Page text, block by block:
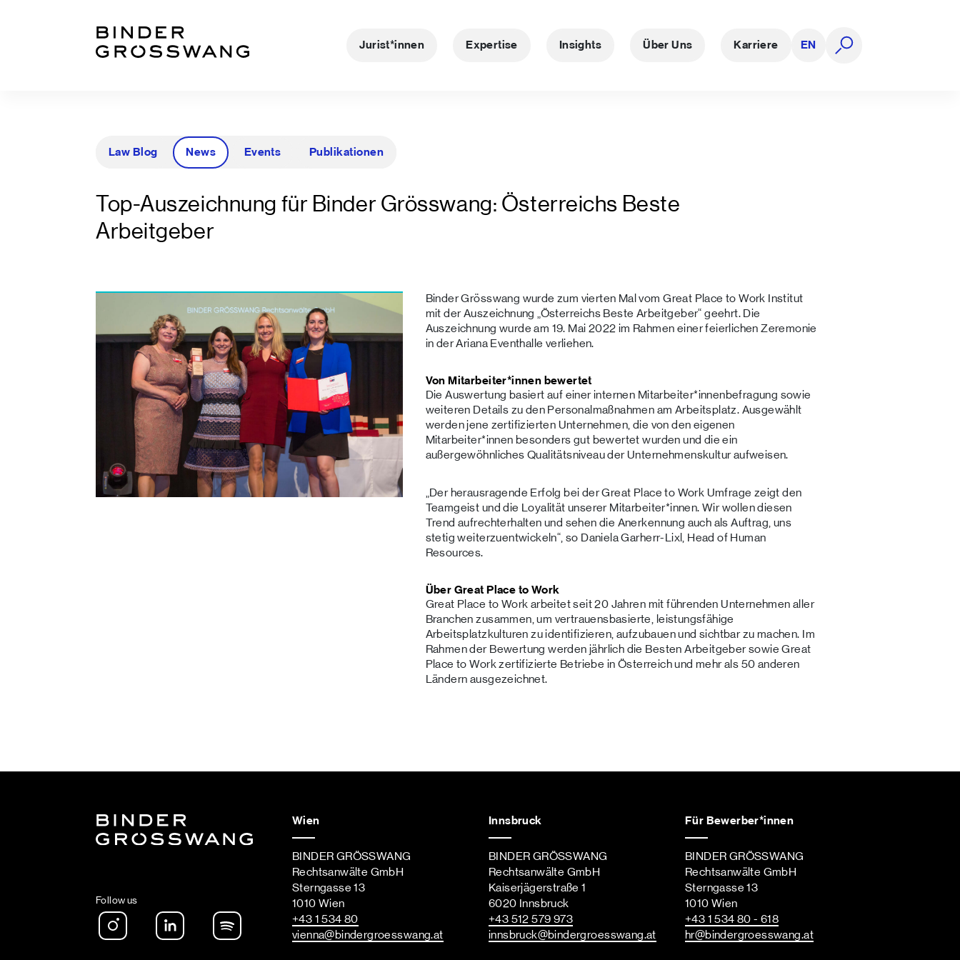
Jurist*innen Expertise Insights Über Uns Karriere EN
Law Blog News Events Publikationen
Top-Auszeichnung für Binder Grösswang: Österreichs Beste
Arbeitgeber
Binder Grösswang wurde zum vierten Mal vom Great Place to Work Institut
mit der Auszeichnung „Österreichs Beste Arbeitgeber“ geehrt. Die
Auszeichnung wurde am 19. Mai 2022 im Rahmen einer feierlichen Zeremonie
in der Ariana Eventhalle verliehen.
Von Mitarbeiter*innen bewertet
Die Auswertung basiert auf einer internen Mitarbeiter*innenbefragung sowie
weiteren Details zu den Personalmaßnahmen am Arbeitsplatz. Ausgewählt
werden jene zertifizierten Unternehmen, die von den eigenen
Mitarbeiter*innen besonders gut bewertet wurden und die ein
außergewöhnliches Qualitätsniveau der Unternehmenskultur aufweisen.
„Der herausragende Erfolg bei der Great Place to Work Umfrage zeigt den
Teamgeist und die Loyalität unserer Mitarbeiter*innen. Wir wollen diesen
Trend aufrechterhalten und sehen die Anerkennung auch als Auftrag, uns
stetig weiterzuentwickeln“, so Daniela Garherr-Lixl, Head of Human
Resources.
Über Great Place to Work
Great Place to Work arbeitet seit 20 Jahren mit führenden Unternehmen aller
Branchen zusammen, um vertrauensbasierte, leistungsfähige
Arbeitsplatzkulturen zu identifizieren, aufzubauen und sichtbar zu machen. Im
Rahmen der Bewertung werden jährlich die Besten Arbeitgeber sowie Great
Place to Work zertifizierte Betriebe in Österreich und mehr als 50 anderen
Ländern ausgezeichnet.
Follow us
Instagram LinkedIn Spotify Podcast
Wien
BINDER GRÖSSWANG
Rechtsanwälte GmbH
Sterngasse 13
1010 Wien
+43 1 534 80
vienna@bindergroesswang.at
Innsbruck
BINDER GRÖSSWANG
Rechtsanwälte GmbH
Kaiserjägerstraße 1
6020 Innsbruck
+43 512 579 973
innsbruck@bindergroesswang.at
Für Bewerber*innen
BINDER GRÖSSWANG
Rechtsanwälte GmbH
Sterngasse 13
1010 Wien
+43 1 534 80 - 618
hr@bindergroesswang.at